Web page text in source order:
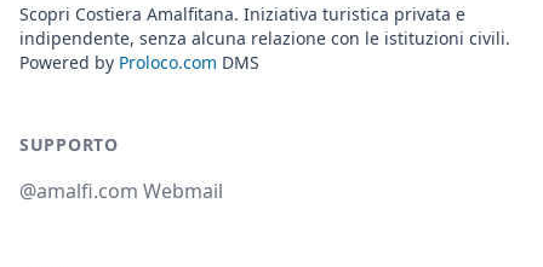
Scopri Costiera Amalfitana. Iniziativa turistica privata e
indipendente, senza alcuna relazione con le istituzioni civili.
Powered by Proloco.com DMS
SUPPORTO
@amalfi.com Webmail